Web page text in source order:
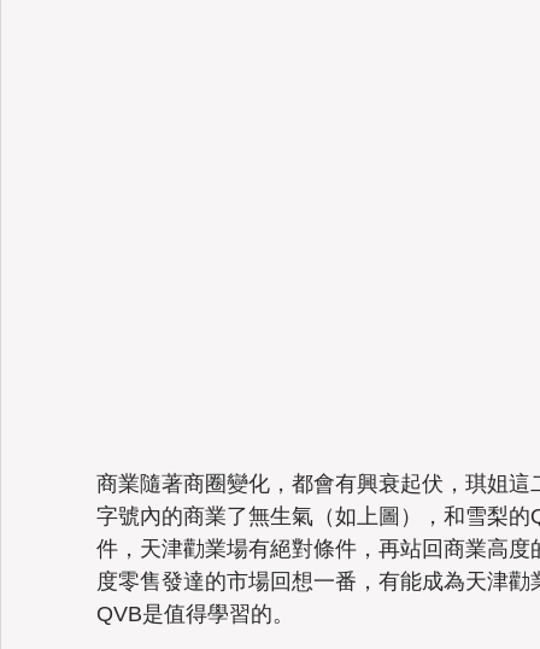
商業隨著商圈變化，都會有興衰起伏，琪姐
字號內的商業了無生氣（如上圖），和雪梨
件，天津勸業場有絕對條件，再站回商業高
度零售發達的市場回想一番，有能成為天津
QVB是值得學習的。